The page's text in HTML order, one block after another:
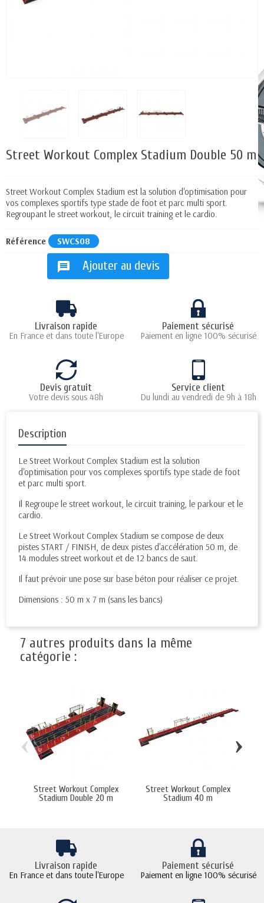
Street Workout Complex Stadium Double 50 m
Street Workout Complex Stadium est la solution d'optimisation pour
vos complexes sportifs type stade de foot et parc multi sport.
Regroupant le street workout, le circuit training et le cardio.
Référence SWCS08
message Ajouter au devis
Livraison rapide
En France et dans toute l'Europe
Paiement sécurisé
Paiement en ligne 100% sécurisé
Devis gratuit
Votre devis sous 48h
Service client
Du lundi au vendredi de 9h à 18h
Description
Le Street Workout Complex Stadium est la solution
d'optimisation pour vos complexes sportifs type stade de foot
et parc multi sport.
Il Regroupe le street workout, le circuit training, le parkour et le
cardio.
Le Street Workout Complex Stadium se compose de deux
pistes START / FINISH, de deux pistes d'accélération 50 m, de
14 modules street workout et de 12 bancs de saut.
Il faut prévoir une pose sur base béton pour réaliser ce projet.
Dimensions : 50 m x 7 m (sans les bancs)
7 autres produits dans la même
catégorie :
Street Workout Complex
Stadium Double 20 m
Street Workout Complex
Stadium 40 m
‹ ›
Livraison rapide
En France et dans toute l'Europe
Paiement sécurisé
Paiement en ligne 100% sécurisé